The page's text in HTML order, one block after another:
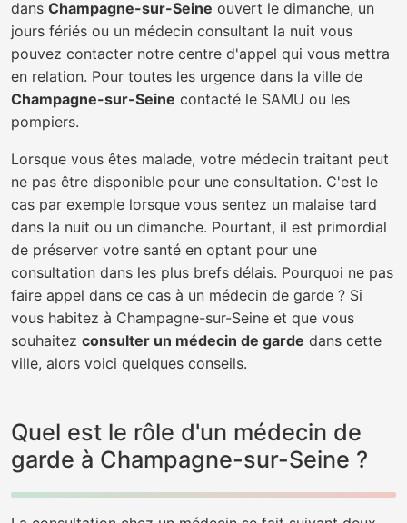
dans Champagne-sur-Seine ouvert le dimanche, un
jours fériés ou un médecin consultant la nuit vous
pouvez contacter notre centre d'appel qui vous mettra
en relation. Pour toutes les urgence dans la ville de
Champagne-sur-Seine contacté le SAMU ou les
pompiers.
Lorsque vous êtes malade, votre médecin traitant peut
ne pas être disponible pour une consultation. C'est le
cas par exemple lorsque vous sentez un malaise tard
dans la nuit ou un dimanche. Pourtant, il est primordial
de préserver votre santé en optant pour une
consultation dans les plus brefs délais. Pourquoi ne pas
faire appel dans ce cas à un médecin de garde ? Si
vous habitez à Champagne-sur-Seine et que vous
souhaitez consulter un médecin de garde dans cette
ville, alors voici quelques conseils.
Quel est le rôle d'un médecin de
garde à Champagne-sur-Seine ?